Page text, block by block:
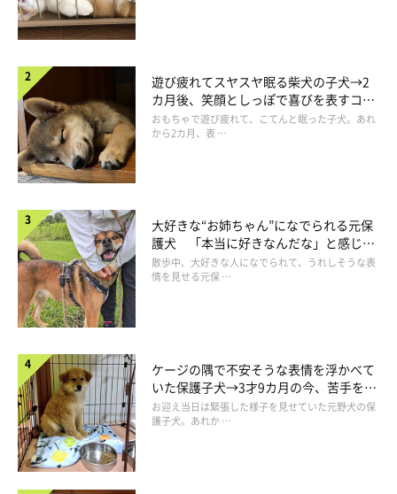
遊び疲れてスヤスヤ眠る柴犬の子犬→2
カ月後、笑顔としっぽで喜びを表すコに
成長！
おもちゃで遊び疲れて、こてんと眠った子犬。あれ
から2カ月、表 …
大好きな“お姉ちゃん”になでられる元保
護犬 「本当に好きなんだな」と感じる
表情にほっこり
散歩中、大好きな人になでられて、うれしそうな表
情を見せる元保 …
ケージの隅で不安そうな表情を浮かべて
いた保護子犬→3才9カ月の今、苦手を克
服し頼もしいコに成長！
お迎え当日は緊張した様子を見せていた元野犬の保
護子犬。あれか …